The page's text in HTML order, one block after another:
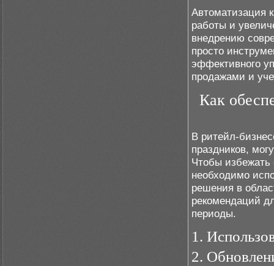
Автоматизация
работы и
внедрению
просто
эффективного
продажами и
Как
В ритейл-
праздников,
Чтобы избежать
необходимо
решения в
рекомендаций
периоды.
1.
2.